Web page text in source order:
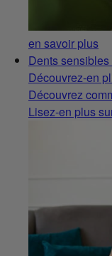
en savoir plus
Dents
Découvrez-en
Découvrez
Lisez-en plus